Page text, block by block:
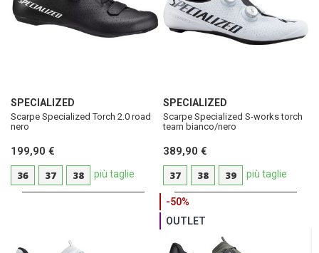
SPECIALIZED
Scarpe Specialized Torch 2.0 road
nero
199,90 €
36
37 38 più taglie
SPECIALIZED
Scarpe Specialized S-works torch
team bianco/nero
389,90 €
37
38 39 più taglie
-50%
OUTLET